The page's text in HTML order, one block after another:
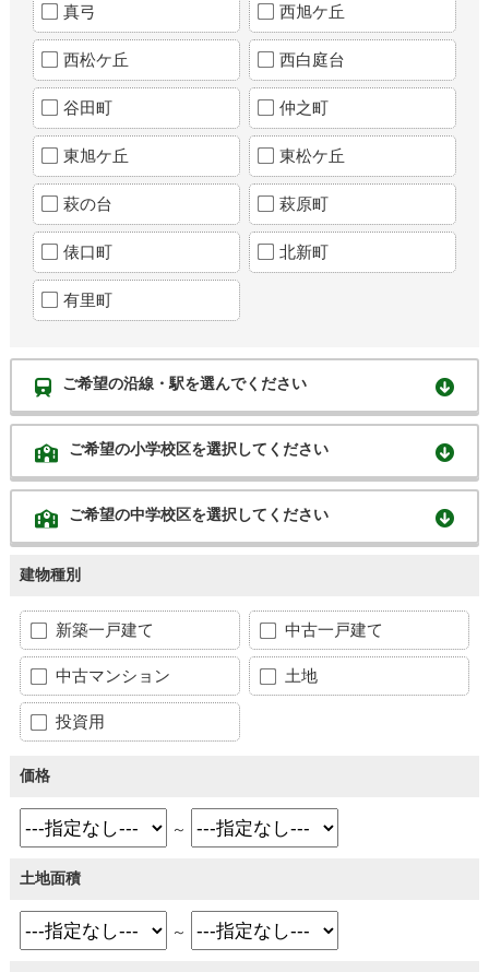
真弓 西旭ケ丘
西松ケ丘 西白庭台
谷田町 仲之町
東旭ケ丘 東松ケ丘
萩の台 萩原町
俵口町 北新町
有里町
ご希望の沿線・駅を選んでください
ご希望の小学校区を選択してください
ご希望の中学校区を選択してください
建物種別
新築一戸建て 中古一戸建て
中古マンション 土地
投資用
価格
～
土地面積
～